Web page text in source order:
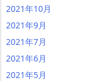
2021年10月
2021年9月
2021年7月
2021年6月
2021年5月